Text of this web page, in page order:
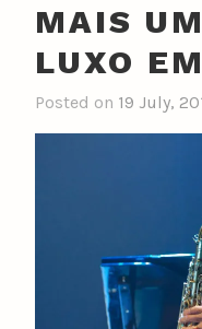
MAIS
LUXO
Posted on 19 July,